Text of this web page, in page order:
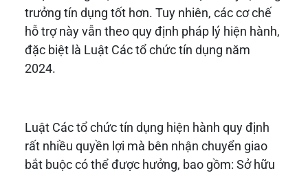
trưởng tín dụng tốt hơn. Tuy nhiên, các cơ chế
hỗ trợ này vẫn theo quy định pháp lý hiện hành,
đặc biệt là Luật Các tổ chức tín dụng năm
2024.
Luật Các tổ chức tín dụng hiện hành quy định
rất nhiều quyền lợi mà bên nhận chuyển giao
bắt buộc có thể được hưởng, bao gồm: Sở hữu